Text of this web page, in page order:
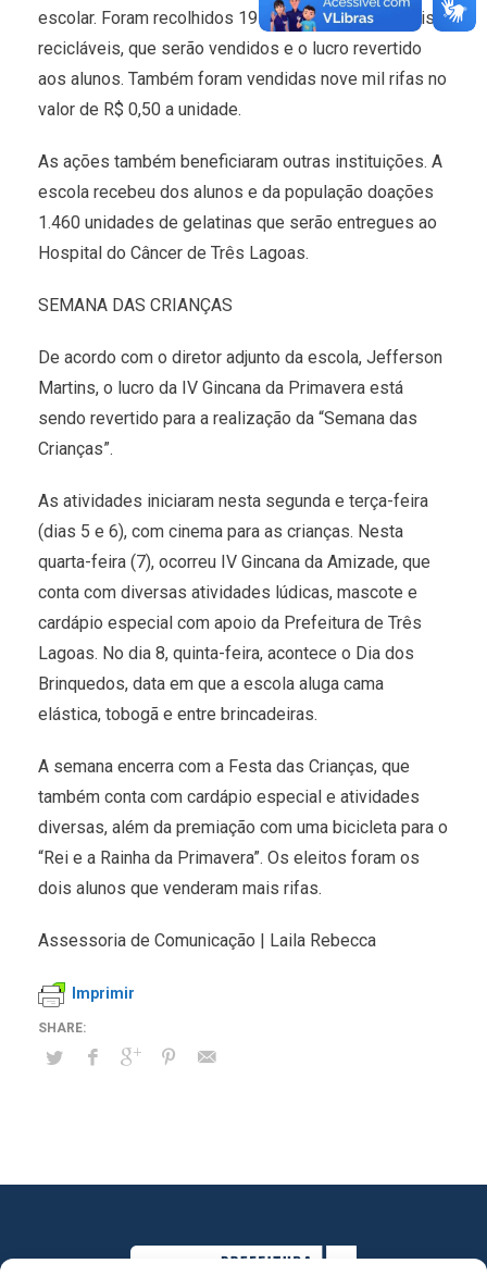
escolar. Foram recolhidos 19 mil quilos de materiais
recicláveis, que serão vendidos e o lucro revertido
aos alunos. Também foram vendidas nove mil rifas no
valor de R$ 0,50 a unidade.
As ações também beneficiaram outras instituições. A
escola recebeu dos alunos e da população doações
1.460 unidades de gelatinas que serão entregues ao
Hospital do Câncer de Três Lagoas.
SEMANA DAS CRIANÇAS
De acordo com o diretor adjunto da escola, Jefferson
Martins, o lucro da IV Gincana da Primavera está
sendo revertido para a realização da “Semana das
Crianças”.
As atividades iniciaram nesta segunda e terça-feira
(dias 5 e 6), com cinema para as crianças. Nesta
quarta-feira (7), ocorreu IV Gincana da Amizade, que
conta com diversas atividades lúdicas, mascote e
cardápio especial com apoio da Prefeitura de Três
Lagoas. No dia 8, quinta-feira, acontece o Dia dos
Brinquedos, data em que a escola aluga cama
elástica, tobogã e entre brincadeiras.
A semana encerra com a Festa das Crianças, que
também conta com cardápio especial e atividades
diversas, além da premiação com uma bicicleta para o
“Rei e a Rainha da Primavera”. Os eleitos foram os
dois alunos que venderam mais rifas.
Assessoria de Comunicação | Laila Rebecca
Imprimir